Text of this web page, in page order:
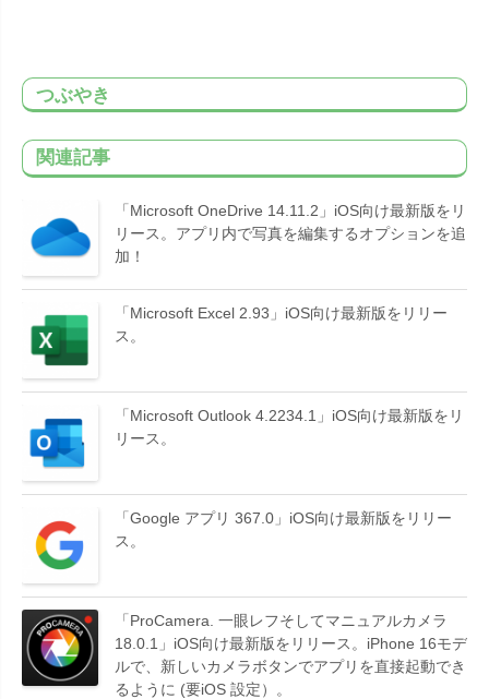
つぶやき
関連記事
「Microsoft OneDrive 14.11.2」iOS向け最新版をリ
リース。アプリ内で写真を編集するオプションを追
加！
「Microsoft Excel 2.93」iOS向け最新版をリリー
ス。
「Microsoft Outlook 4.2234.1」iOS向け最新版をリ
リース。
「Google アプリ 367.0」iOS向け最新版をリリー
ス。
「ProCamera. 一眼レフそしてマニュアルカメラ
18.0.1」iOS向け最新版をリリース。iPhone 16モデ
ルで、新しいカメラボタンでアプリを直接起動でき
るように (要iOS 設定）。